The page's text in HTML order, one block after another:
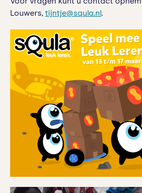
Louwers, tijntje@squla.nl .